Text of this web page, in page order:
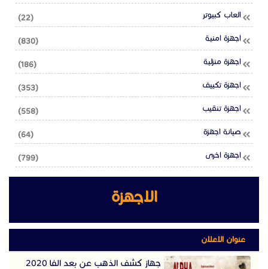
(22) العاب كبيوتر
(830) اجهزة امنية
(186) اجهزة منزلية
(353) اجهزة تكييف
(558) اجهزة تنقيب
(64) صيانة اجهزة
(799) اجهزة اخرى
الاجهزة
عنوان الاعلان
جهاز كشف الذهب عن بعد الفا 2020